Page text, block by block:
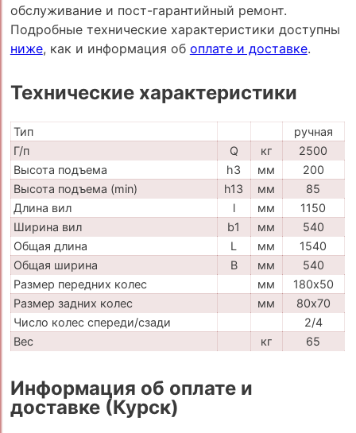
обслуживание и пост-гарантийный ремонт.
Подробные технические характеристики доступны
ниже, как и информация об оплате и доставке.
Технические характеристики
Тип
ручная
Г/п
Q кг
2500
Высота подъема
h3 мм
200
Высота подъема (min)
h13 мм
85
Длина вил
l мм
1150
Ширина вил
b1 мм
540
Общая длина
L мм
1540
Общая ширина
B мм
540
Размер передних колес
мм
180х50
Размер задних колес
мм
80х70
Число колес спереди/сзади
2/4
Вес
кг 65
Информация об оплате и
доставке (Курск)